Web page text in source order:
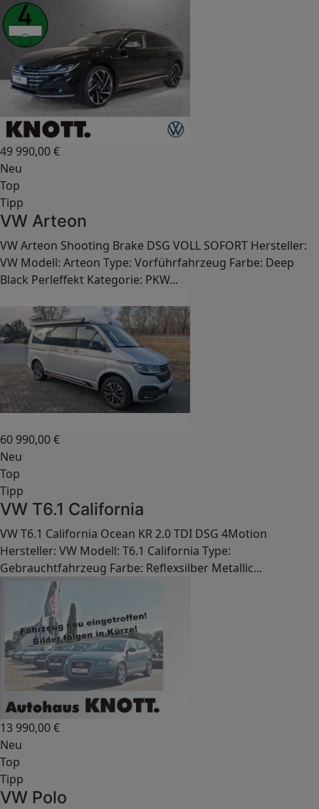
49 990,00€
Neu
Top
Tipp
VW Arteon
VW Arteon Shooting Brake DSG VOLL SOFORT Hersteller:
VW Modell: Arteon Type: Vorführfahrzeug Farbe: Deep
Black Perleffekt Kategorie: PKW...
60 990,00€
Neu
Top
Tipp
VW T6.1 California
VW T6.1 California Ocean KR 2.0 TDI DSG 4Motion
Hersteller: VW Modell: T6.1 California Type:
Gebrauchtfahrzeug Farbe: Reflexsilber Metallic...
13 990,00€
Neu
Top
Tipp
VW Polo